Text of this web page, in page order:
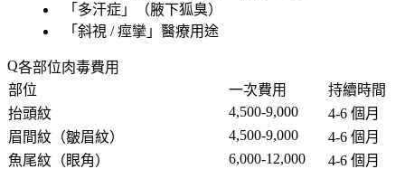
「 多汗症 」（腋下狐臭）
「 斜視 / 痙攣 」醫療用途
各部位肉毒費用
部位
一次費用
持續時間
抬頭紋
4,500-9,000
4-6 個月
眉間紋（皺眉紋）
4,500-9,000
4-6 個月
魚尾紋 （眼角） 6,000-12,000
4-6 個月